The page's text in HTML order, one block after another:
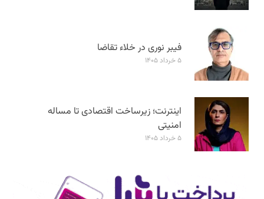
فیبر نوری در خلاء تقاضا
۵ خرداد ۱۴۰۵
اینترنت؛ زیرساخت اقتصادی تا مساله
امنیتی
۵ خرداد ۱۴۰۵